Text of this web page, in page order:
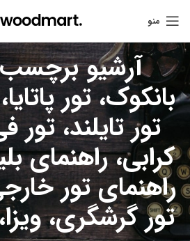
منو
آرشیو
بانکوک، تور
تور تایلند، تور
کرابی، راهنمای
راهنمای تور
تور گرشگری،